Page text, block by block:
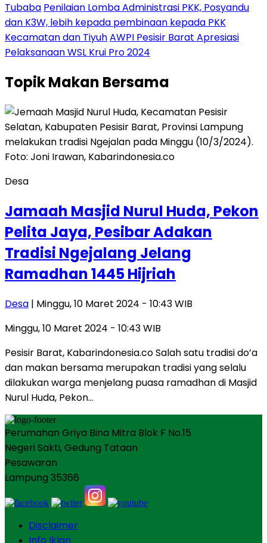
Tubaba Penilaian Lomba Administrasi PKK, Posyandu
dan K3W, lebih kepada pembinaan kepada PKK
Kecamatan dan TiyuhAWPI Pesisir Barat Apresiasi
Pelaksanaan WSL Krui Pro 2024
TopikMakan Bersama
Desa
Jamaah Masjid Nurul Huda, Pekon
Pelita Jaya, Pesibar Adakan
Tradisi Ngejalang Jelang
Ramadhan 1445 Hijriah
Desa | Minggu, 10 Maret 2024 - 10:43 WIB
Minggu, 10 Maret 2024 - 10:43 WIB
Pesisir Barat, Kabarindonesia.co Salah satu tradisi do’a
dan makan bersama merupakan tradisi yang selalu
dilakukan warga menjelang puasa ramadhan di Masjid
Nurul Huda, Pekon…
Perumahan Griya Bina Mitra Blok F No.15
Negeri Sakti, Gedung Tataan
Pesawaran
Lampung 35366
Disclaimer
Info Iklan